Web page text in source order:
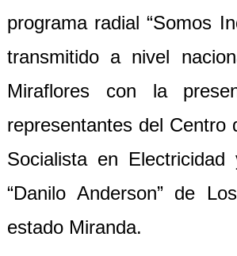
programa radial “Somos
transmitido a nivel
Miraflores con la
representantes del Centro
Socialista en Electricidad
“Danilo Anderson” de
estado Miranda.